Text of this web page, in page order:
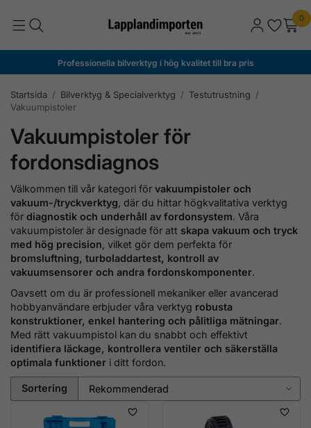
0
Professionella bilverktyg i hög kvalitet till bra pris
Startsida / Bilverktyg & Specialverktyg / Testutrustning /
Vakuumpistoler
Vakuumpistoler för
fordonsdiagnos
Välkommen till vår kategori för vakuumpistoler och
vakuum-/tryckverktyg, där du hittar högkvalitativa verktyg
för diagnostik och underhåll av fordonsystem. Våra
vakuumpistoler är designade för att skapa vakuum och tryck
med hög precision, vilket gör dem perfekta för
bromsluftning, turboladdartest, kontroll av
vakuumsensorer och andra fordonskomponenter.
Oavsett om du är professionell mekaniker eller avancerad
hobbyanvändare erbjuder våra verktyg robusta
konstruktioner, enkel hantering och pålitliga mätningar.
Med rätt vakuumpistol kan du snabbt och effektivt
identifiera läckage, kontrollera ventiler och säkerställa
optimala funktioner i ditt fordon.
Sortering